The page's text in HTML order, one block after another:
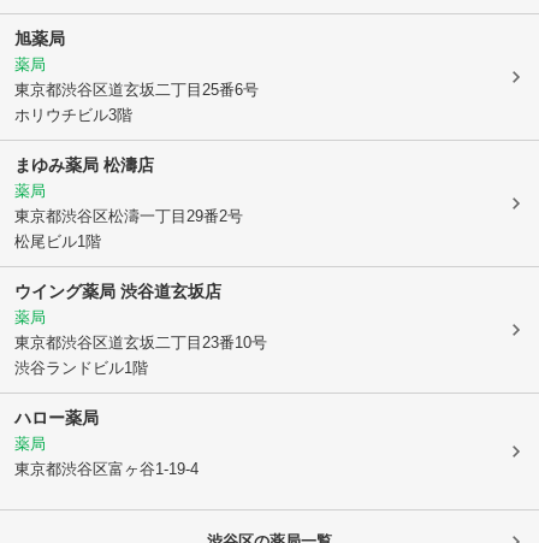
旭薬局
薬局
東京都渋谷区道玄坂二丁目25番6号
ホリウチビル3階
まゆみ薬局 松濤店
薬局
東京都渋谷区松濤一丁目29番2号
松尾ビル1階
ウイング薬局 渋谷道玄坂店
薬局
東京都渋谷区道玄坂二丁目23番10号
渋谷ランドビル1階
ハロー薬局
薬局
東京都渋谷区富ヶ谷1-19-4